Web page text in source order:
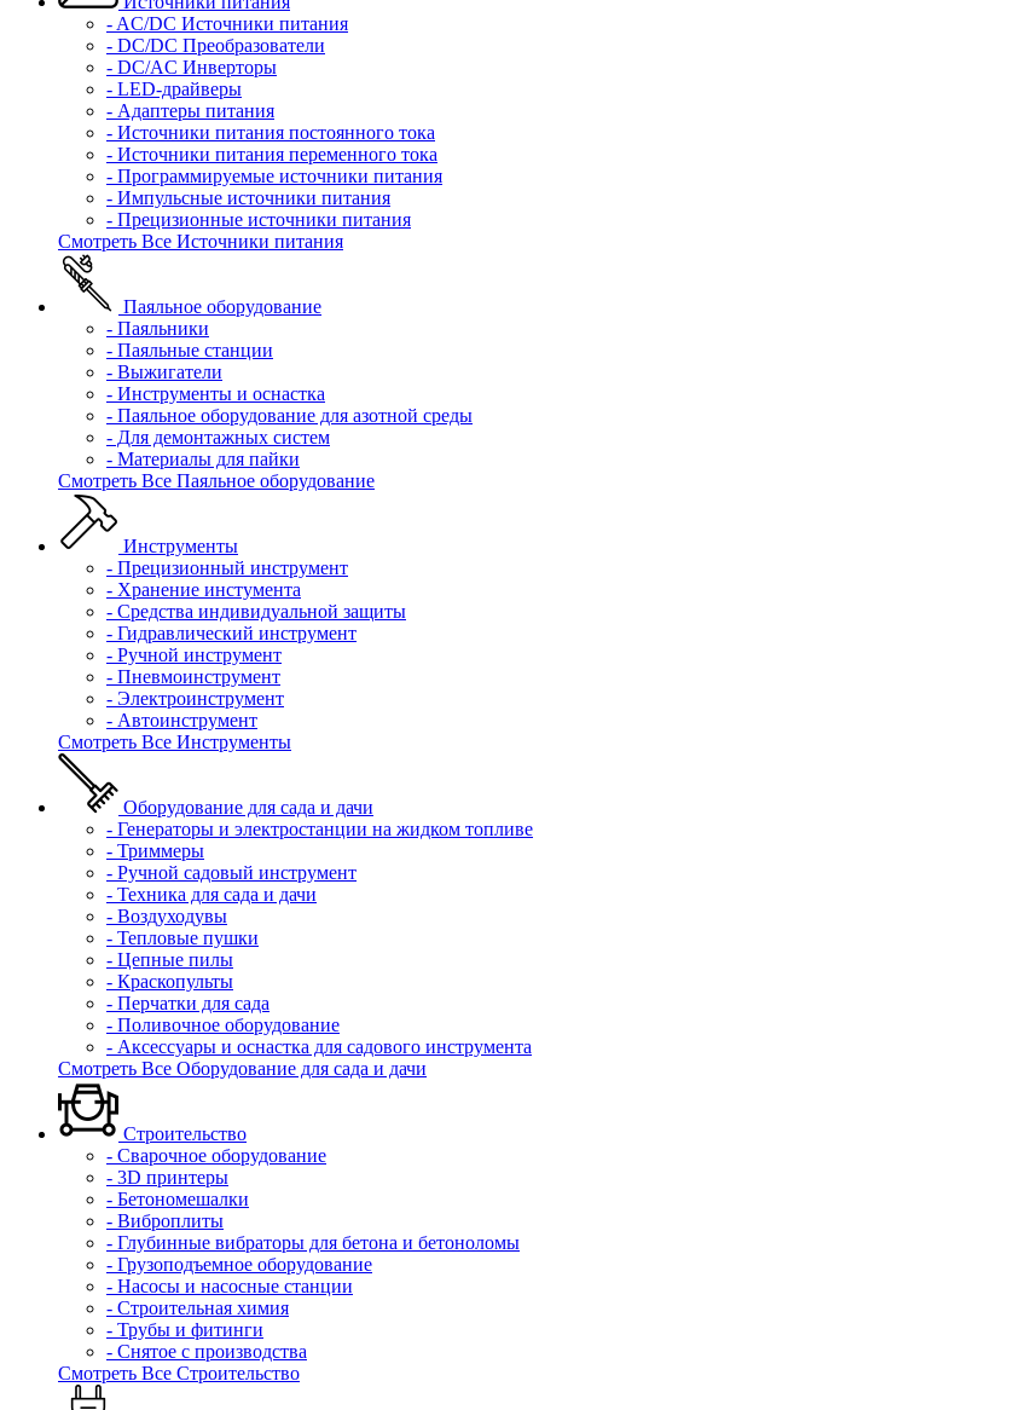
- AC/DC Источники питания
- DC/DC Преобразователи
- DC/AC Инверторы
- LED-драйверы
- Адаптеры питания
- Источники питания постоянного тока
- Источники питания переменного тока
- Программируемые источники питания
- Импульсные источники питания
- Прецизионные источники питания
Смотреть Все Источники питания
Паяльное оборудование
- Паяльники
- Паяльные станции
- Выжигатели
- Инструменты и оснастка
- Паяльное оборудование для азотной среды
- Для демонтажных систем
- Материалы для пайки
Смотреть Все Паяльное оборудование
Инструменты
- Прецизионный инструмент
- Хранение инстумента
- Средства индивидуальной защиты
- Гидравлический инструмент
- Ручной инструмент
- Пневмоинструмент
- Электроинструмент
- Автоинструмент
Смотреть Все Инструменты
Оборудование для сада и дачи
- Генераторы и электростанции на жидком топливе
- Триммеры
- Ручной садовый инструмент
- Техника для сада и дачи
- Воздуходувы
- Тепловые пушки
- Цепные пилы
- Краскопульты
- Перчатки для сада
- Поливочное оборудование
- Аксессуары и оснастка для садового инструмента
Смотреть Все Оборудование для сада и дачи
Строительство
- Сварочное оборудование
- 3D принтеры
- Бетономешалки
- Виброплиты
- Глубинные вибраторы для бетона и бетоноломы
- Грузоподъемное оборудование
- Насосы и насосные станции
- Строительная химия
- Трубы и фитинги
- Снятое с производства
Смотреть Все Строительство